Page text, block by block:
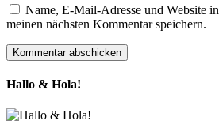
Name, E-Mail-Adresse und Website
meinen nächsten Kommentar speichern.
Hallo & Hola!